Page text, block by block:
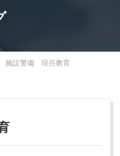
施設警備 現任教育